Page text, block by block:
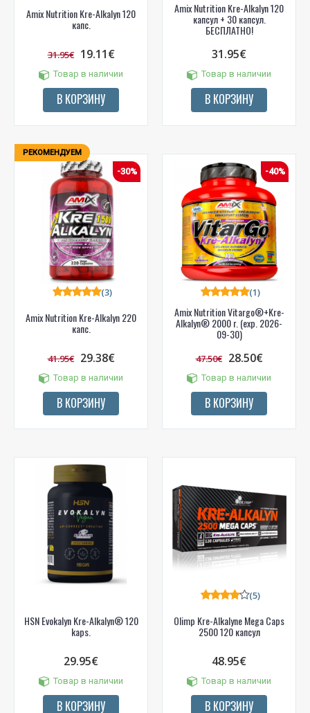
Amix Nutrition Kre-Alkalyn 120
капс.
31.95€ 19.11€
Товар в наличии
В КОРЗИНУ
Amix Nutrition Kre-Alkalyn 120
капсул + 30 капсул.
БЕСПЛАТНО!
31.95€
Товар в наличии
В КОРЗИНУ
РЕКОМЕНДУЕМ
-30%
Amix Nutrition Kre-Alkalyn 220
капс.
(3)
41.95€ 29.38€
Товар в наличии
В КОРЗИНУ
-40%
Amix Nutrition Vitargo®+Kre-
Alkalyn® 2000 г. (exp. 2026-
09-30)
(1)
47.50€ 28.50€
Товар в наличии
В КОРЗИНУ
HSN Evokalyn Kre-Alkalyn® 120
kaps.
29.95€
Товар в наличии
В КОРЗИНУ
Olimp Kre-Alkalyne Mega Caps
2500 120 капсул
(5)
48.95€
Товар в наличии
В КОРЗИНУ